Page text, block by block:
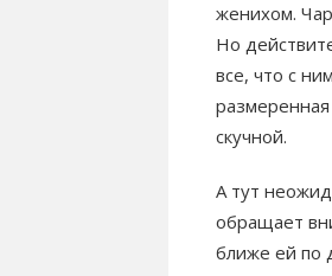
женихом.
Но
все, что с
скучной.
А тут
обращает
ближе ей по